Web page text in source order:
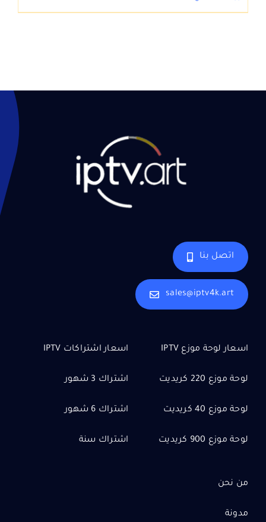
اتصل بنا
sales@iptv4k.art
اسعار لوحة موزع IPTV
لوحة موزع 220 كريديت
لوحة موزع 40 كريديت
لوحة موزع 900 كريديت
اسعار اشتراكات IPTV
اشتراك 3 شهور
اشتراك 6 شهور
اشتراك سنة
من نحن
مدونة